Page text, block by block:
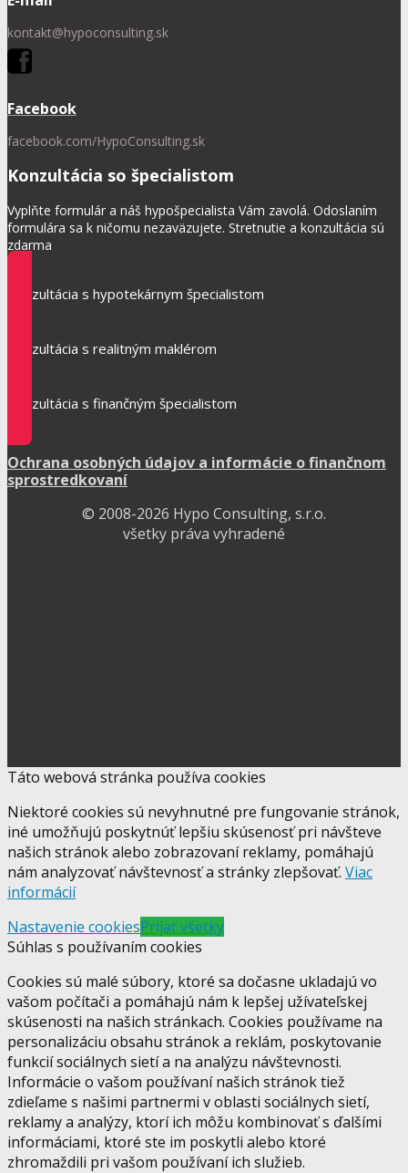
kontakt@hypoconsulting.sk
Facebook
facebook.com/HypoConsulting.sk
Konzultácia so špecialistom
Vyplňte formulár a náš hypošpecialista Vám zavolá. Odoslaním
formulára sa k ničomu nezaväzujete. Stretnutie a konzultácia sú
zdarma
Konzultácia s hypotekárnym špecialistom
Konzultácia s realitným maklérom
Konzultácia s finančným špecialistom
Ochrana osobných údajov a informácie o finančnom
sprostredkovaní
© 2008-2026 Hypo Consulting, s.r.o.
všetky práva vyhradené
Táto webová stránka používa cookies
Niektoré cookies sú nevyhnutné pre fungovanie stránok,
iné umožňujú poskytnúť lepšiu skúsenosť pri návšteve
našich stránok alebo zobrazovaní reklamy, pomáhajú
nám analyzovať návštevnosť a stránky zlepšovať. Viac
informácií
Nastavenie cookiesPrijať všetky
Súhlas s používaním cookies
Cookies sú malé súbory, ktoré sa dočasne ukladajú vo
vašom počítači a pomáhajú nám k lepšej užívateľskej
skúsenosti na našich stránkach. Cookies používame na
personalizáciu obsahu stránok a reklám, poskytovanie
funkcií sociálnych sietí a na analýzu návštevnosti.
Informácie o vašom používaní našich stránok tiež
zdieľame s našimi partnermi v oblasti sociálnych sietí,
reklamy a analýzy, ktorí ich môžu kombinovať s ďalšími
informáciami, ktoré ste im poskytli alebo ktoré
zhromaždili pri vašom používaní ich služieb.